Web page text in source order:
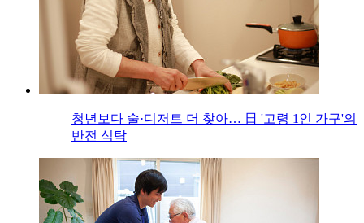
청년보다 술·디저트 더 찾아… 日 '고령 1인 가구'의
반전 식탁